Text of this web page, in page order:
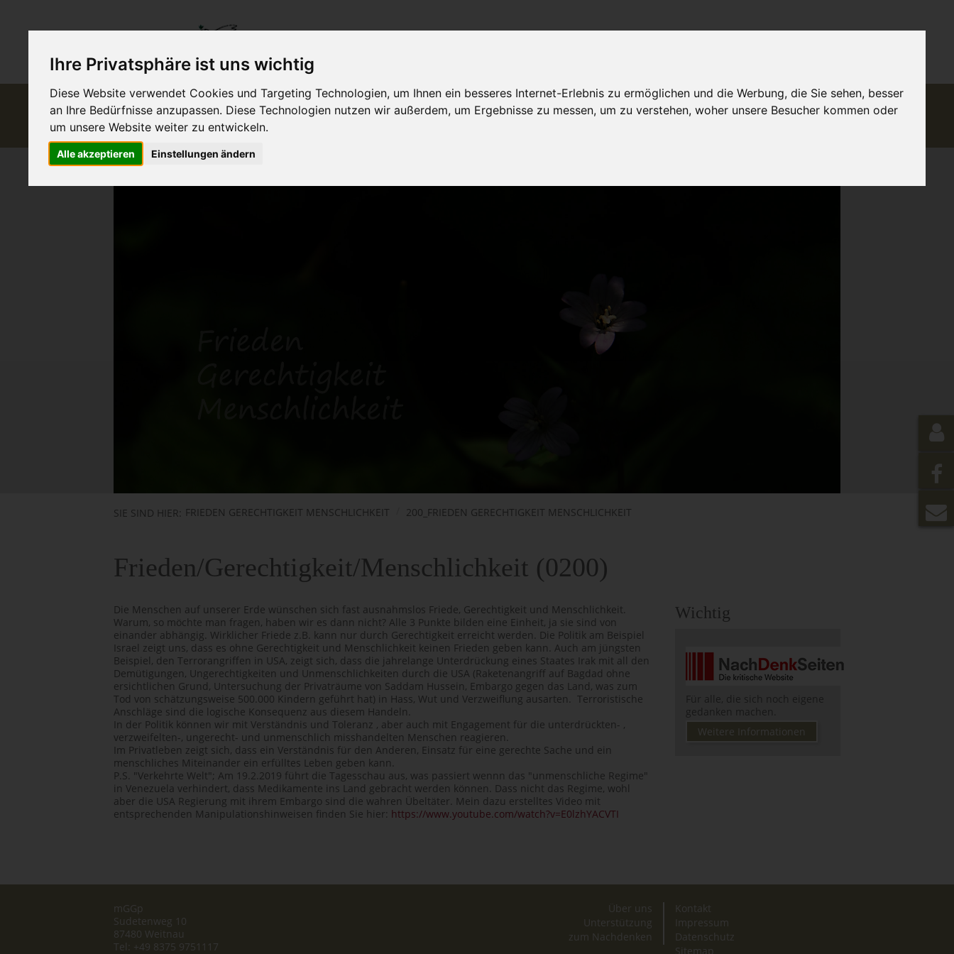
Ihre Privatsphäre ist uns wichtig
Diese Website verwendet Cookies und Targeting Technologien, um Ihnen ein besseres Internet-Erlebnis zu ermöglichen und die Werbung, die Sie sehen, besser
an Ihre Bedürfnisse anzupassen. Diese Technologien nutzen wir außerdem, um Ergebnisse zu messen, um zu verstehen, woher unsere Besucher kommen oder
um unsere Website weiter zu entwickeln.
Alle akzeptieren Einstellungen ändern
Schutz und
Förderung
Frieden
Gerechtigkeit
Menschlichkeit
Politik Wirtschaft
Gesellschaft
Arbeit/Bildung dagegen sein Finanzierung Globalisierung
SIE SIND HIER: FRIEDEN GERECHTIGKEIT MENSCHLICHKEIT 200_FRIEDEN GERECHTIGKEIT MENSCHLICHKEIT
Frieden/Gerechtigkeit/Menschlichkeit (0200)
Die Menschen auf unserer Erde wünschen sich fast ausnahmslos Friede, Gerechtigkeit und Menschlichkeit.
Warum, so möchte man fragen, haben wir es dann nicht? Alle 3 Punkte bilden eine Einheit, ja sie sind von
einander abhängig. Wirklicher Friede z.B. kann nur durch Gerechtigkeit erreicht werden. Die Politik am Beispiel
Israel zeigt uns, dass es ohne Gerechtigkeit und Menschlichkeit keinen Frieden geben kann. Auch am jüngsten
Beispiel, den Terrorangriffen in USA, zeigt sich, dass die jahrelange Unterdrückung eines Staates Irak mit all den
Demütigungen, Ungerechtigkeiten und Unmenschlichkeiten durch die USA (Raketenangriff auf Bagdad ohne
ersichtlichen Grund, Untersuchung der Privaträume von Saddam Hussein, Embargo gegen das Land, was zum
Tod von schätzungsweise 500.000 Kindern geführt hat) in Hass, Wut und Verzweiflung ausarten. Terroristische
Anschläge sind die logische Konsequenz aus diesem Handeln.
In der Politik können wir mit Verständnis und Toleranz , aber auch mit Engagement für die unterdrückten- ,
verzweifelten-, ungerecht- und unmenschlich misshandelten Menschen reagieren.
Im Privatleben zeigt sich, dass ein Verständnis für den Anderen, Einsatz für eine gerechte Sache und ein
menschliches Miteinander ein erfülltes Leben geben kann.
P.S. "Verkehrte Welt"; Am 19.2.2019 führt die Tagesschau aus, was passiert wennn das "unmenschliche Regime"
in Venezuela verhindert, dass Medikamente ins Land gebracht werden können. Dass nicht das Regime, wohl
aber die USA Regierung mit ihrem Embargo sind die wahren Übeltäter. Mein dazu erstelltes Video mit
entsprechenden Manipulationshinweisen finden Sie hier: https://www.youtube.com/watch?v=E0lzhYACVTI
Wichtig
Für alle, die sich noch eigene
gedanken machen.
Weitere Informationen
mGGp
Sudetenweg 10
87480 Weitnau
Tel: +49 8375 9751117
Über uns
Unterstützung
zum Nachdenken
Kontakt
Impressum
Datenschutz
Sitemap